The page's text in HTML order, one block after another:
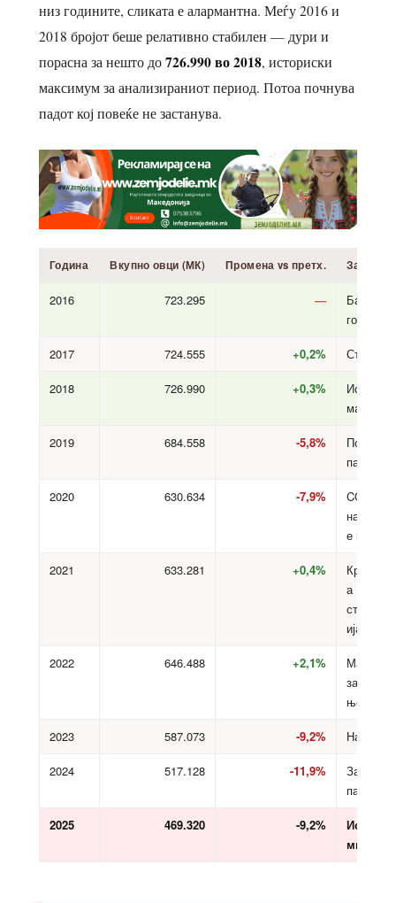
низ годините, сликата е алармантна. Меѓу 2016 и
2018 бројот беше релативно стабилен — дури и
порасна за нешто до 726.990 во 2018, историски
максимум за анализираниот период. Потоа почнува
падот кој повеќе не застанува.
Година Вкупно овци (МК) Промена vs претх.
2016 723.295 —
Базна
година
2017 724.555 +0,2%
2018 726.990 +0,3%
2019 684.558 -5,8%
Почеток
пад
2020 630.634 -7,9%
COVID,
е на
2021 633.281 +0,4%
а
ија
2022 646.488 +2,1%
Мал
ње
2023 587.073 -9,2% Нагол
2024 517.128 -11,9%
Забрзан
пад
2025 469.320 -9,2%